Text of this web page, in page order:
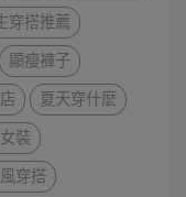
穿搭推薦
顯瘦褲子
夏天穿什麼
裝
穿搭